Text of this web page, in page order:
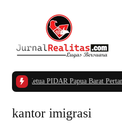
Ketua PIDAR Papua Barat
kantor imigrasi